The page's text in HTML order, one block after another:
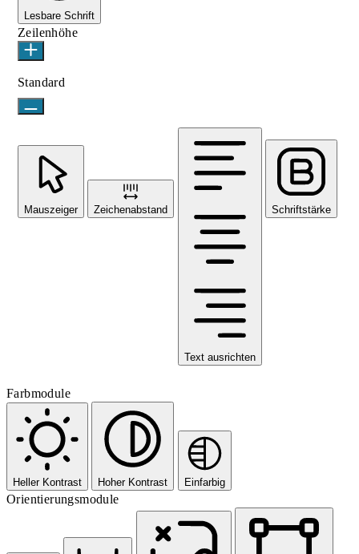
Lesbare Schrift
Zeilenhöhe
Standard
Mauszeiger Zeichenabstand
Text ausrichten
Schriftstärke
Farbmodule
Heller Kontrast Hoher Kontrast Einfarbig
Orientierungsmodule